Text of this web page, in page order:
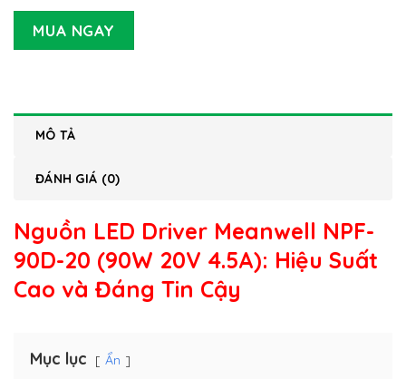
MUA NGAY
MÔ TẢ
ĐÁNH GIÁ (0)
Nguồn LED Driver Meanwell NPF-
90D-20 (90W 20V 4.5A): Hiệu Suất
Cao và Đáng Tin Cậy
Mục lục Ẩn